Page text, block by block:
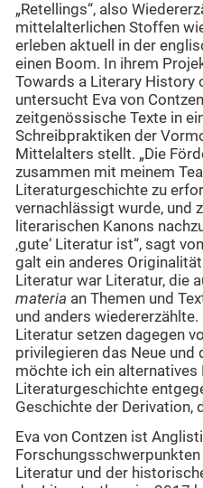
„Retellings“, also
mittelalterlichen Stoffen
erleben aktuell in der
einen Boom. In ihrem
Towards a Literary History
untersucht Eva von
zeitgenössische Texte in
Schreibpraktiken der
Mittelalters stellt. „Die
zusammen mit meinem
Literaturgeschichte zu
vernachlässigt wurde, und
literarischen Kanons
‚gute‘ Literatur ist“, sagt
galt ein anderes
Literatur war Literatur, die
materia an Themen und
und anders
Literatur setzen dagegen
privilegieren das Neue und
möchte ich ein alternatives
Literaturgeschichte
Geschichte der Derivation,
Eva von Contzen ist
Literatur und der